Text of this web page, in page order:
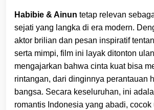
Habibie & Ainun tetap relevan
sejati yang langka di era modern.
aktor brilian dan pesan inspiratif
serta mimpi, film ini layak ditonton
mengajarkan bahwa cinta kuat bisa
rintangan, dari dinginnya perantauan
bangsa. Secara keseluruhan, ini
romantis Indonesia yang abadi,